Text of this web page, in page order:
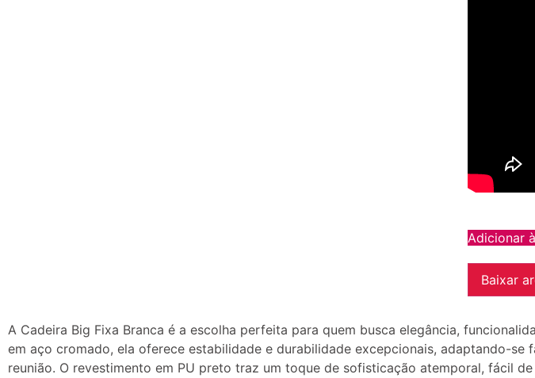
Adicionar
Baixar
A Cadeira Big Fixa Branca é a escolha perfeita para quem busca elegância,
em aço cromado, ela oferece estabilidade e durabilidade excepcionais, adaptando-
reunião. O revestimento em PU preto traz um toque de sofisticação atemporal, fácil